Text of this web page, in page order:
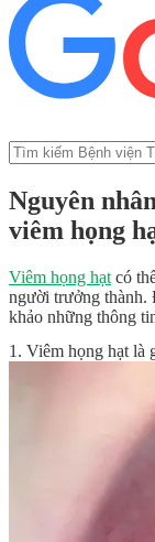
Nguyên
viêm họng
Viêm họng hạt có
người trưởng thành.
khảo những thông
1. Viêm họng hạt là